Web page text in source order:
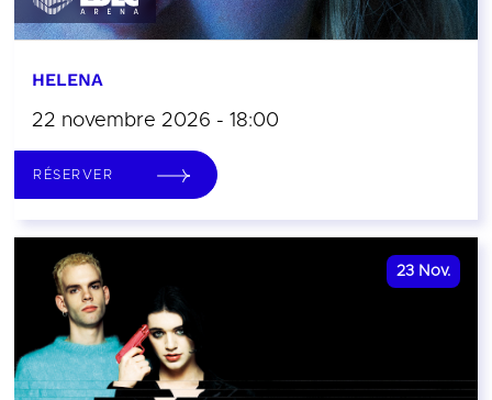
HELENA
22 novembre 2026 - 18:00
RÉSERVER
23 Nov.